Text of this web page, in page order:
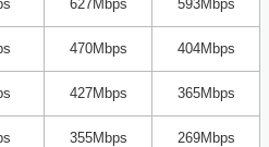
627Mbps 593Mbps
470Mbps 404Mbps
427Mbps 365Mbps
355Mbps 269Mbps